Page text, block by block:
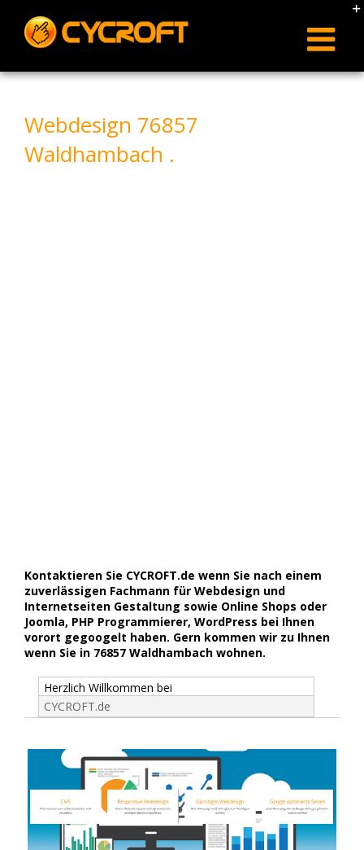
content
Webdesign 76857
Waldhambach .
Kontaktieren Sie CYCROFT.de wenn Sie nach einem
zuverlässigen Fachmann für Webdesign und
Internetseiten Gestaltung sowie Online Shops oder
Joomla, PHP Programmierer, WordPress bei Ihnen
vorort gegoogelt haben. Gern kommen wir zu Ihnen
wenn Sie in 76857 Waldhambach wohnen.
Herzlich Willkommen bei
CYCROFT.de